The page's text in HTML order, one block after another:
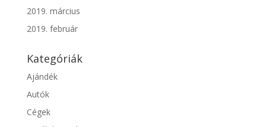
2019. március
2019. február
Kategóriák
Ajándék
Autók
Cégek